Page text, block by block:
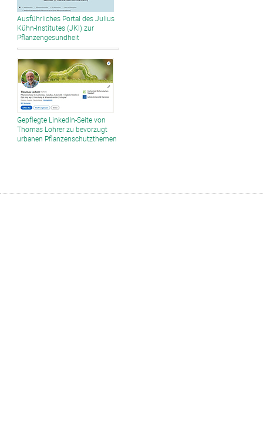
Ausführliches Portal des Julius
Kühn-Institutes (JKI) zur
Pflanzengesundheit
Gepflegte LinkedIn-Seite von
Thomas Lohrer zu bevorzugt
urbanen Pflanzenschutzthemen